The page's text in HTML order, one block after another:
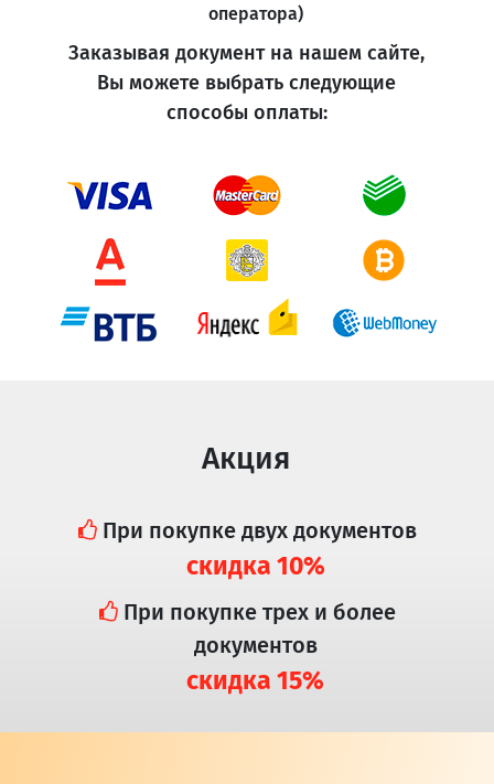
оператора)
Заказывая документ на нашем сайте,
Вы можете выбрать следующие
способы оплаты:
Акция
При покупке двух документов
скидка 10%
При покупке трех и более
документов
скидка 15%